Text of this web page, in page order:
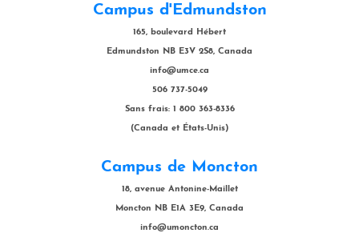
Campus d'Edmundston
165, boulevard Hébert
Edmundston NB E3V 2S8, Canada
info@umce.ca
506 737-5049
Sans frais: 1 800 363-8336
(Canada et États-Unis)
Campus de Moncton
18, avenue Antonine-Maillet
Moncton NB E1A 3E9, Canada
info@umoncton.ca